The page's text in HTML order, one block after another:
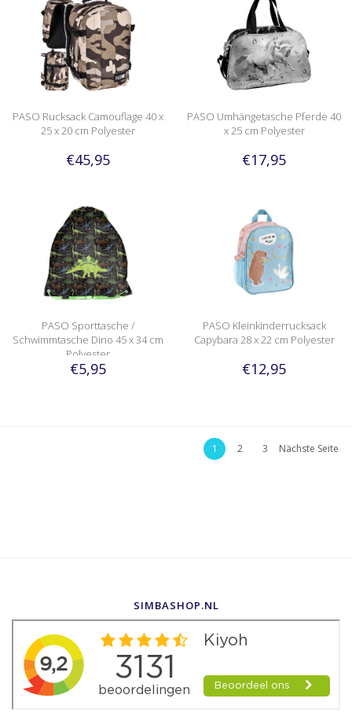
PASO Rucksack Camouflage 40 x
25 x 20 cm Polyester
€45,95
PASO Umhängetasche Pferde 40
x 25 cm Polyester
€17,95
PASO Sporttasche /
Schwimmtasche Dino 45 x 34 cm
Polyester
€5,95
PASO Kleinkinderrucksack
Capybara 28 x 22 cm Polyester
€12,95
1 2 3 Nächste Seite
SIMBASHOP.NL